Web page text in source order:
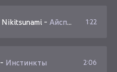
- Айспик 1:22
- Инстинкты 2:06